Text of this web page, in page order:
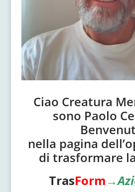
Ciao Creatura
sono Paolo
nella pagina
di trasformare
TrasForm→